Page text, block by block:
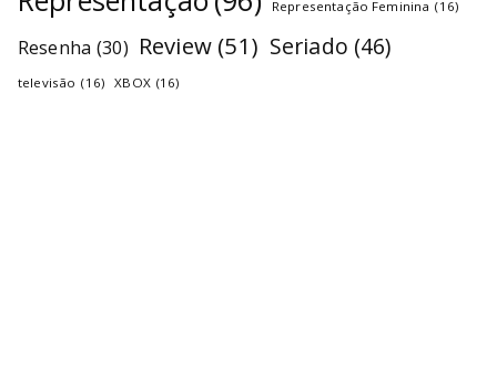
Representação Feminina (16)
Resenha (30) Review (51) Seriado (46)
televisão (16) XBOX (16)